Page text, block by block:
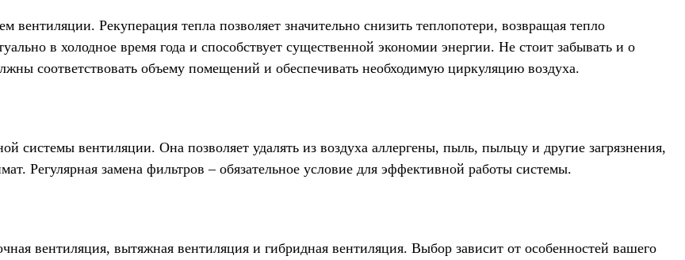
вентиляции. Рекуперация тепла позволяет значительно снизить теплопотери, возвращая тепло
в холодное время года и способствует существенной экономии энергии. Не стоит забывать и о
соответствовать объему помещений и обеспечивать необходимую циркуляцию воздуха.
системы вентиляции. Она позволяет удалять из воздуха аллергены, пыль, пыльцу и другие загрязнения,
Регулярная замена фильтров – обязательное условие для эффективной работы системы.
вентиляция, вытяжная вентиляция и гибридная вентиляция. Выбор зависит от особенностей вашего